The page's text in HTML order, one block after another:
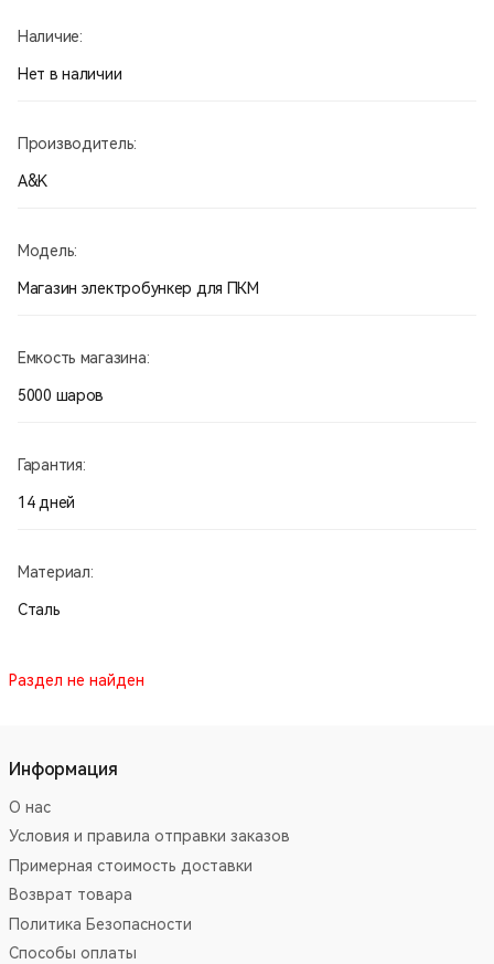
Наличие:
Нет в наличии
Производитель:
A&K
Модель:
Магазин электробункер для ПКМ
Емкость магазина:
5000 шаров
Гарантия:
14 дней
Материал:
Сталь
Раздел не найден
Информация
О нас
Условия и правила отправки заказов
Примерная стоимость доставки
Возврат товара
Политика Безопасности
Способы оплаты